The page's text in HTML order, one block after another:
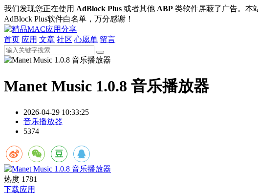
我们发现您正在使用 AdBlock Plus 或者其他 ABP 类软件屏蔽了广告。本
AdBlock Plus软件白名单，万分感谢！
首页 应用 文章 社区 心愿单 留言
Manet Music 1.0.8 音乐播放器
2026-04-29 10:33:25
音乐播放器
5374
热度 1781
下载应用